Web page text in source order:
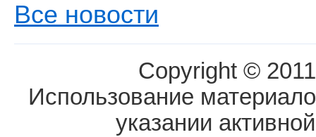
Все новости
Copyright ©
Использование
указании